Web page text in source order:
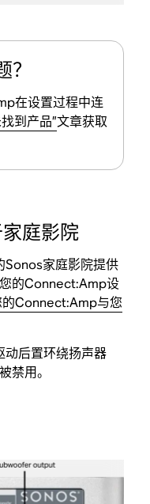
在设置过程中连
到产品”文章获取
庭影院
家庭影院提供
的Connect:Amp设
的Connect:Amp与您
后置环绕扬声器
禁用。